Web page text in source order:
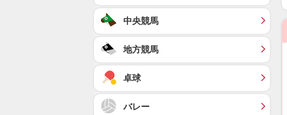
中央競馬
地方競馬
卓球
バレー